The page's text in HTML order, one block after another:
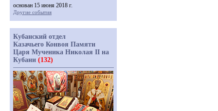
основан 15 июня 2018 г.
Другие события
Кубанский отдел
Казачьего Конвоя Памяти
Царя Мученика Николая II на
Кубани (132)